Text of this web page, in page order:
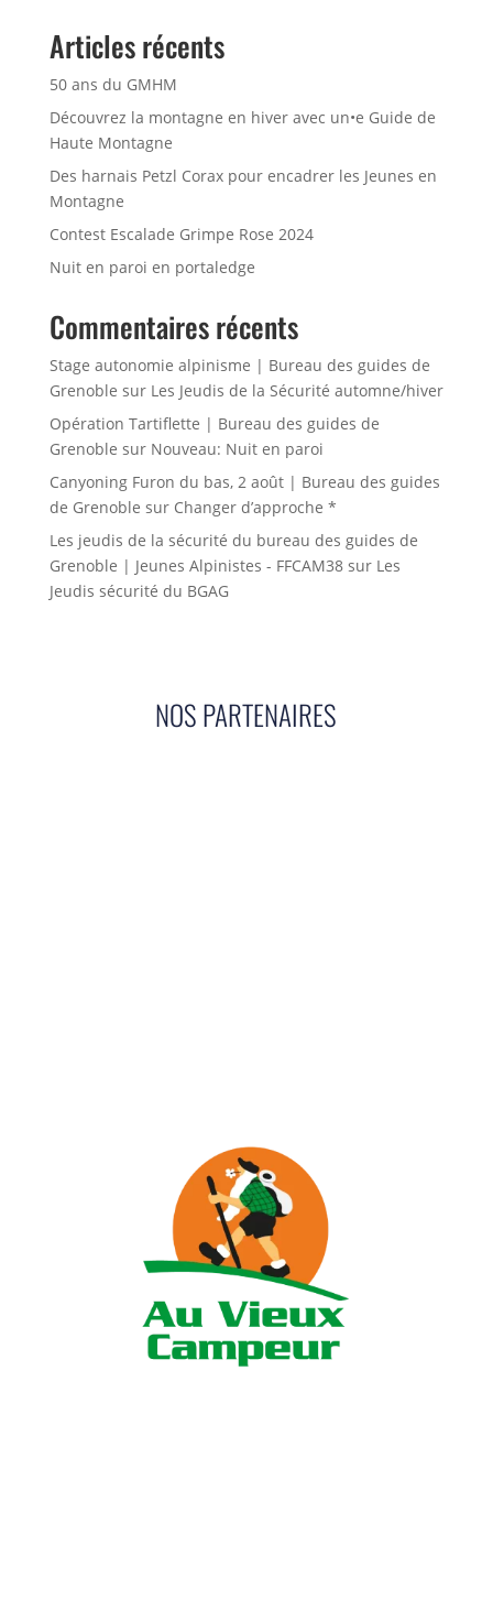
Articles récents
50 ans du GMHM
Découvrez la montagne en hiver avec un•e Guide de
Haute Montagne
Des harnais Petzl Corax pour encadrer les Jeunes en
Montagne
Contest Escalade Grimpe Rose 2024
Nuit en paroi en portaledge
Commentaires récents
Stage autonomie alpinisme | Bureau des guides de
Grenoble sur Les Jeudis de la Sécurité automne/hiver
Opération Tartiflette | Bureau des guides de
Grenoble sur Nouveau: Nuit en paroi
Canyoning Furon du bas, 2 août | Bureau des guides
de Grenoble sur Changer d’approche *
Les jeudis de la sécurité du bureau des guides de
Grenoble | Jeunes Alpinistes - FFCAM38sur Les
Jeudis sécurité du BGAG
NOS PARTENAIRES